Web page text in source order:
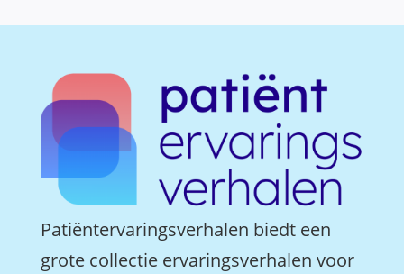
Patiëntervaringsverhalen biedt een
grote collectie ervaringsverhalen voor